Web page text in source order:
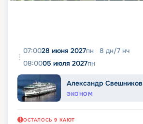
07:0028 июня 2027пн 8 дн/7 нч
08:0005 июля 2027пн
Александр Свешников
ЭКОНОМ
ОСТАЛОСЬ 9 КАЮТ